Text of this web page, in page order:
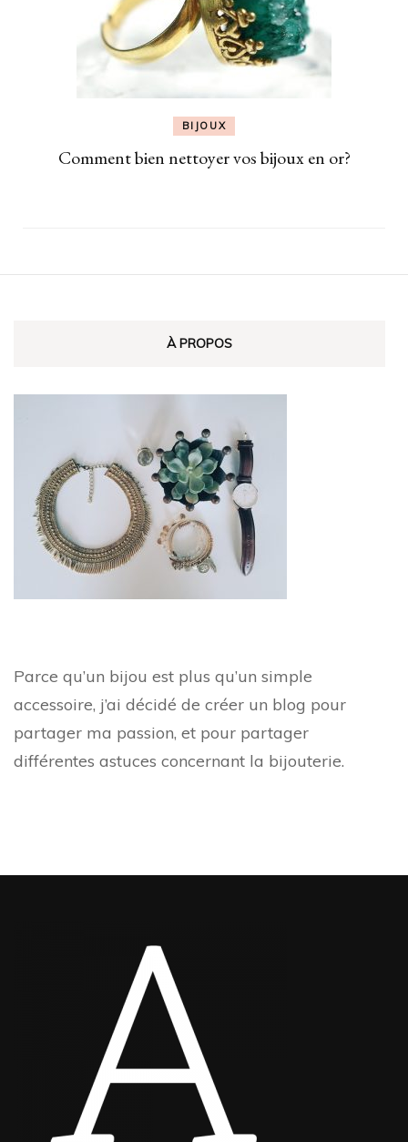
BIJOUX
Comment bien nettoyer vos bijoux en or?
À PROPOS
Parce qu’un bijou est plus qu’un simple
accessoire, j’ai décidé de créer un blog pour
partager ma passion, et pour partager
différentes astuces concernant la bijouterie.